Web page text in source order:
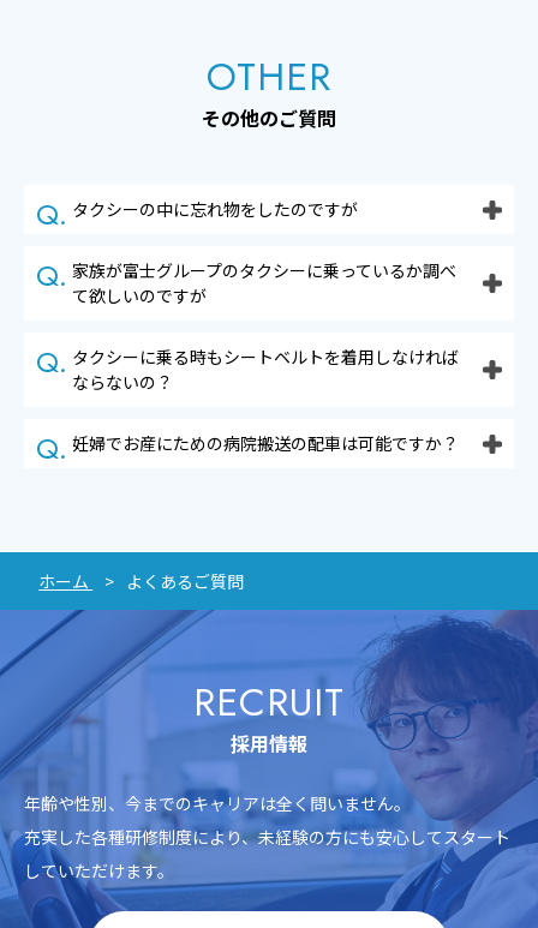
OTHER
その他のご質問
タクシーの中に忘れ物をしたのですが
家族が富士グループのタクシーに乗っているか調べ
て欲しいのですが
タクシーに乗る時もシートベルトを着用しなければ
ならないの？
妊婦でお産にための病院搬送の配車は可能ですか？
ホーム よくあるご質問
RECRUIT
採用情報
年齢や性別、今までのキャリアは全く問いません。
充実した各種研修制度により、未経験の方にも安心してスタート
していただけます。